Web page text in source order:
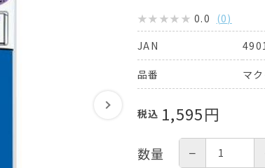
0.0 (0)
JAN
品番 マ
税込 1,595円
数量 −